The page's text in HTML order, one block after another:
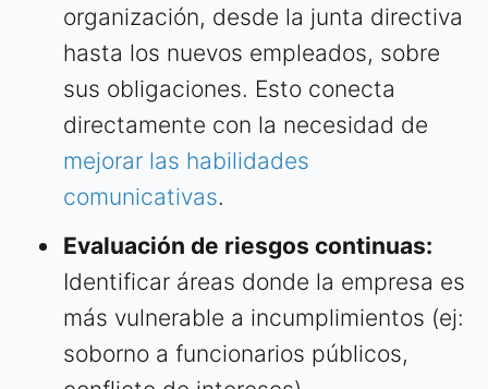
organización, desde la junta directiva
hasta los nuevos empleados, sobre
sus obligaciones. Esto conecta
directamente con la necesidad de
mejorar las habilidades
comunicativas.
Evaluación de riesgos continuas:
Identificar áreas donde la empresa es
más vulnerable a incumplimientos (ej:
soborno a funcionarios públicos,